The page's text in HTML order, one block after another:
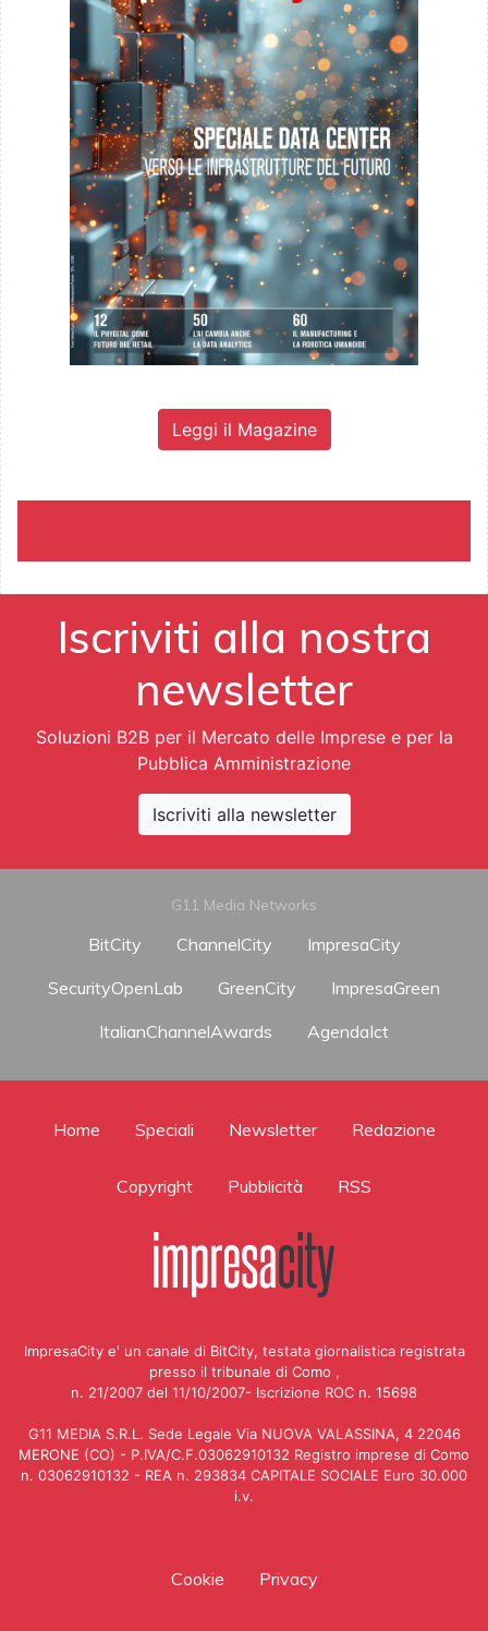
Leggi il Magazine
Iscriviti alla nostra
newsletter
Soluzioni B2B per il Mercato delle Imprese e per la
Pubblica Amministrazione
Iscriviti alla newsletter
G11 Media Networks
BitCity ChannelCity
ImpresaCity
SecurityOpenLab
GreenCity
ImpresaGreen
ItalianChannelAwards
AgendaIct
Home Speciali Newsletter Redazione
Copyright Pubblicità RSS
ImpresaCity e' un canale di BitCity, testata giornalistica registrata
presso il tribunale di Como ,
n. 21/2007 del 11/10/2007- Iscrizione ROC n. 15698
G11 MEDIA S.R.L. Sede Legale Via NUOVA VALASSINA, 4 22046
MERONE (CO) - P.IVA/C.F.03062910132 Registro imprese di Como
n. 03062910132 - REA n. 293834 CAPITALE SOCIALE Euro 30.000
i.v.
Cookie Privacy